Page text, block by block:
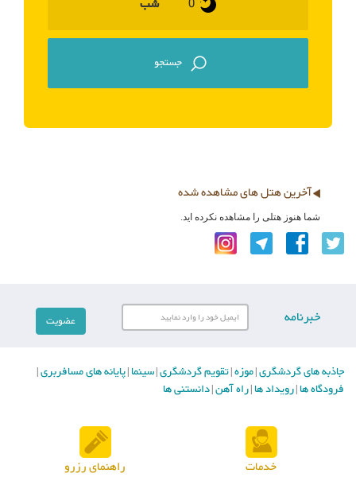
شب
آخرین هتل های مشاهده شده
شما هنوز هتلی را مشاهده نکرده اید.
خبرنامه
جاذبه های گردشگری|موزه|تقویم گردشگری|سینما|پایانه های مسافربری|
فرودگاه ها|رویداد ها|راه آهن|دانستنی ها
خدمات راهنمای رزرو